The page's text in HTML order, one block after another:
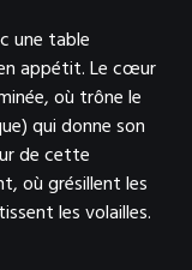
une table
appétit. Le cœur
où trône le
qui donne son
de cette
où grésillent les
les volailles.